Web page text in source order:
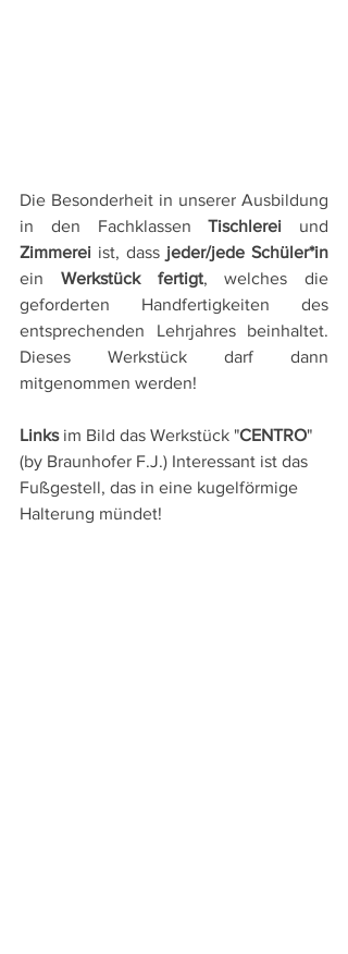
Die Besonderheit in unserer Ausbildung
in den Fachklassen Tischlerei
Zimmerei ist, dass
ein Werkstück fertigt, welches die
geforderten Handfertigkeiten des
entsprechenden Lehrjahres beinhaltet.
Dieses Werkstück darf dann
mitgenommen werden!
Links im Bild das Werkstück "CENTRO"
(by Braunhofer F.J.) Interessant ist das
Fußgestell, das in eine kugelförmige
Halterung mündet!